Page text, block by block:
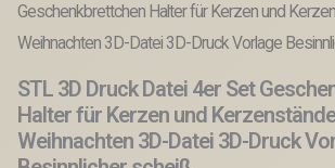
Geschenkbrettchen Halter für Kerzen und
Weihnachten 3D-Datei 3D-Druck Vorlage
STL 3D Druck Datei 4er Set
Halter für Kerzen und
Weihnachten 3D-Datei 3D-Druck